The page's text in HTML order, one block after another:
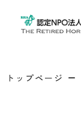
トップページ